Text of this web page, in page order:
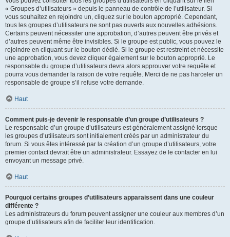
« Groupes d’utilisateurs » depuis le panneau de contrôle de l’utilisateur. Si
vous souhaitez en rejoindre un, cliquez sur le bouton approprié. Cependant,
tous les groupes d’utilisateurs ne sont pas ouverts aux nouvelles adhésions.
Certains peuvent nécessiter une approbation, d’autres peuvent être privés et
d’autres peuvent même être invisibles. Si le groupe est public, vous pouvez le
rejoindre en cliquant sur le bouton dédié. Si le groupe est restreint et nécessite
une approbation, vous devez cliquer également sur le bouton approprié. Le
responsable du groupe d’utilisateurs devra alors approuver votre requête et
pourra vous demander la raison de votre requête. Merci de ne pas harceler un
responsable de groupe s’il refuse votre demande.
Haut
Comment puis-je devenir le responsable d’un groupe d’utilisateurs ?
Le responsable d’un groupe d’utilisateurs est généralement assigné lorsque
les groupes d’utilisateurs sont initialement créés par un administrateur du
forum. Si vous êtes intéressé par la création d’un groupe d’utilisateurs, votre
premier contact devrait être un administrateur. Essayez de le contacter en lui
envoyant un message privé.
Haut
Pourquoi certains groupes d’utilisateurs apparaissent dans une couleur
différente ?
Les administrateurs du forum peuvent assigner une couleur aux membres d’un
groupe d’utilisateurs afin de faciliter leur identification.